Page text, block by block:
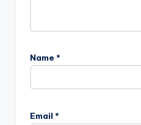
Name *
Email *